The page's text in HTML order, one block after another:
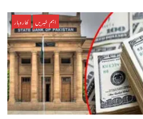
اہم خبریں کاروبار